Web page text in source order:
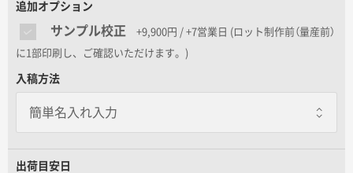
名入れグループサイト 包装紙
一個あたり+80.00円 / 5日出荷
追加オプション
サンプル校正 +9,900円 / +7営業日 (ロット制作前（量産前）
に1部印刷し、ご確認いただけます。)
入稿方法
出荷目安日